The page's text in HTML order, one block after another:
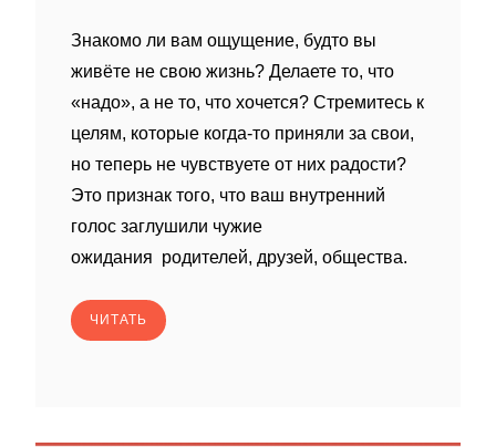
Знакомо ли вам ощущение, будто вы
живёте не свою жизнь? Делаете то, что
«надо», а не то, что хочется? Стремитесь к
целям, которые когда‑то приняли за свои,
но теперь не чувствуете от них радости?
Это признак того, что ваш внутренний
голос заглушили чужие
ожидания родителей, друзей, общества.
ЧИТАТЬ